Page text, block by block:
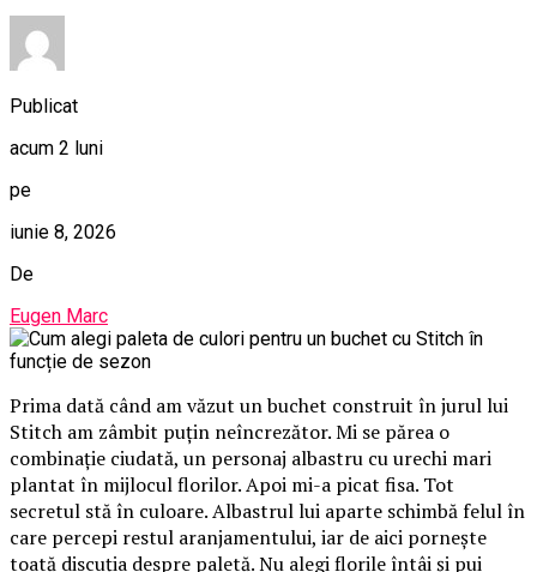
Publicat
acum 2 luni
pe
iunie 8, 2026
De
Eugen Marc
Prima dată când am văzut un buchet construit în jurul lui
Stitch am zâmbit puțin neîncrezător. Mi se părea o
combinație ciudată, un personaj albastru cu urechi mari
plantat în mijlocul florilor. Apoi mi-a picat fisa. Tot
secretul stă în culoare. Albastrul lui aparte schimbă felul în
care percepi restul aranjamentului, iar de aici pornește
toată discuția despre paletă. Nu alegi florile întâi și pui